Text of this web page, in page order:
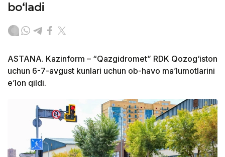
bo‘ladi
ASTANA. Kazinform – “Qazgidromet” RDK Qozog‘iston
uchun 6-7-avgust kunlari uchun ob-havo ma’lumotlarini
e’lon qildi.